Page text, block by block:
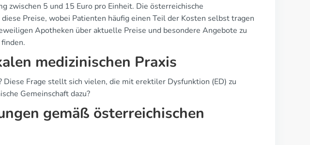
zwischen 5 und 15 Euro pro Einheit. Die österreichische
Preise, wobei Patienten häufig einen Teil der Kosten selbst tragen
Apotheken über aktuelle Preise und besondere Angebote zu
medizinischen Praxis
Frage stellt sich vielen, die mit erektiler Dysfunktion (ED) zu
Gemeinschaft dazu?
gemäß österreichischen